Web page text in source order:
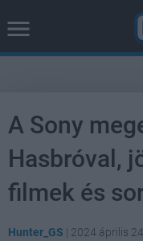
A Sony
Hasbróval,
filmek és
Hunter_GS | 2024 április